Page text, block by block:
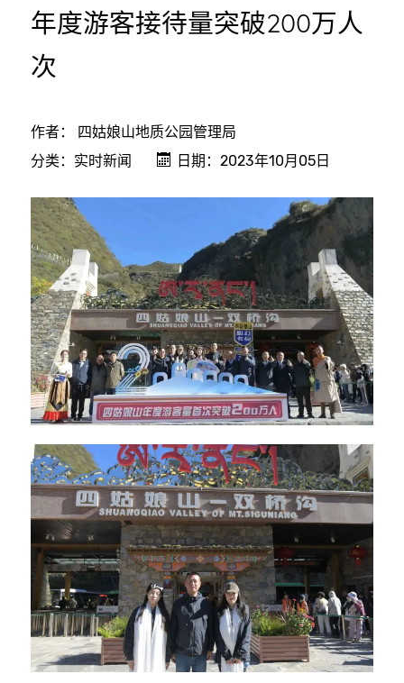
年度游客接待量突破200万人
次
作者： 四姑娘山地质公园管理局
分类： 实时新闻 日期：2023年10月05日